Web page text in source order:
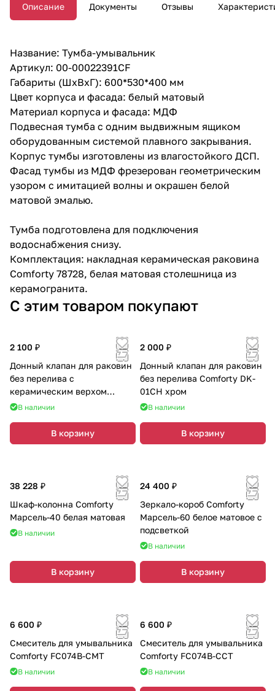
Описание Документы Отзывы
Название: Тумба-умывальник
Артикул: 00-00022391CF
Габариты (ШхВхГ): 600*530*400 мм
Цвет корпуса и фасада: белый матовый
Материал корпуса и фасада: МДФ
Подвесная тумба с одним выдвижным ящиком
оборудованным системой плавного закрывания.
Корпус тумбы изготовлены из влагостойкого ДСП.
Фасад тумбы из МДФ фрезерован геометрическим
узором с имитацией волны и окрашен белой
матовой эмалью.
Тумба подготовлена для подключения
водоснабжения снизу.
Комплектация: накладная керамическая раковина
Comforty 78728, белая матовая столешница из
керамогранита.
С этим товаром покупают
2 100 ₽
Донный клапан для раковин
без перелива с
керамическим верхом
Comforty DK-01MB матовый
В наличии
В корзину
2 000 ₽
Донный клапан для раковин
без перелива Comforty DK-
01CH хром
В наличии
В корзину
38 228 ₽
Шкаф-колонна Comforty
Марсель-40 белая матовая
В наличии
В корзину
24 400 ₽
Зеркало-короб Comforty
Марсель-60 белое матовое с
подсветкой
В наличии
В корзину
6 600 ₽
Смеситель для умывальника
Comforty FC074B-CMT
В наличии
6 600 ₽
Смеситель для умывальника
Comforty FC074B-CCT
В наличии